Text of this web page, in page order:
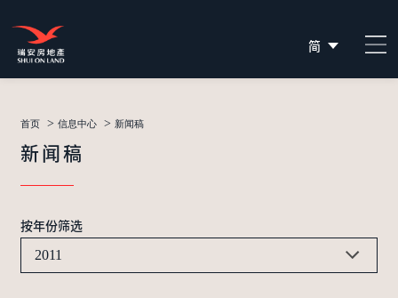
简
EN
首页 > 信息中心 > 新闻稿
新闻稿
按年份筛选
2011